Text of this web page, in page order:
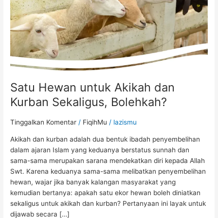
Satu Hewan untuk Akikah dan
Kurban Sekaligus, Bolehkah?
Tinggalkan Komentar / FiqihMu / lazismu
Akikah dan kurban adalah dua bentuk ibadah penyembelihan
dalam ajaran Islam yang keduanya berstatus sunnah dan
sama-sama merupakan sarana mendekatkan diri kepada Allah
Swt. Karena keduanya sama-sama melibatkan penyembelihan
hewan, wajar jika banyak kalangan masyarakat yang
kemudian bertanya: apakah satu ekor hewan boleh diniatkan
sekaligus untuk akikah dan kurban? Pertanyaan ini layak untuk
dijawab secara […]
Bolehkah?